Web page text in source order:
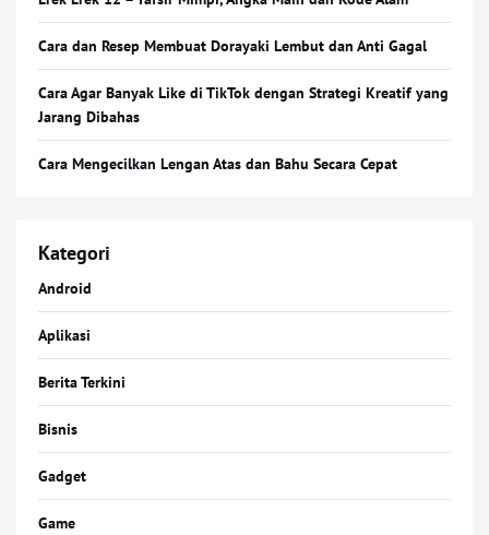
Cara dan Resep Membuat Dorayaki Lembut dan Anti Gagal
Cara Agar Banyak Like di TikTok dengan Strategi Kreatif yang
Jarang Dibahas
Cara Mengecilkan Lengan Atas dan Bahu Secara Cepat
Kategori
Android
Aplikasi
Berita Terkini
Bisnis
Gadget
Game